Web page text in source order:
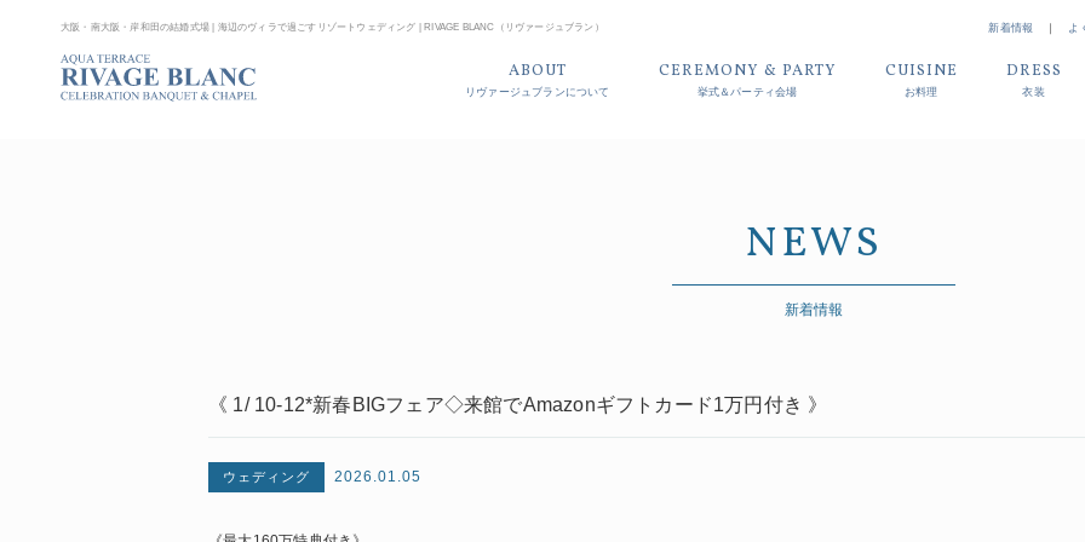
大阪・南大阪・岸和田の結婚式場 | 海辺のヴィラで過ごすリゾートウェディング | RIVAGE BLANC（リヴァージュブラン） 新着情報 ｜ よ
ABOUT
リヴァージュブランについて
CEREMONY & PARTY
挙式＆パーティ会場
CUISINE
お料理
DRESS
衣装
NEWS
新着情報
《 1/ 10-12*新春BIGフェア◇来館でAmazonギフトカード1万円付き 》
ウェディング 2026.01.05